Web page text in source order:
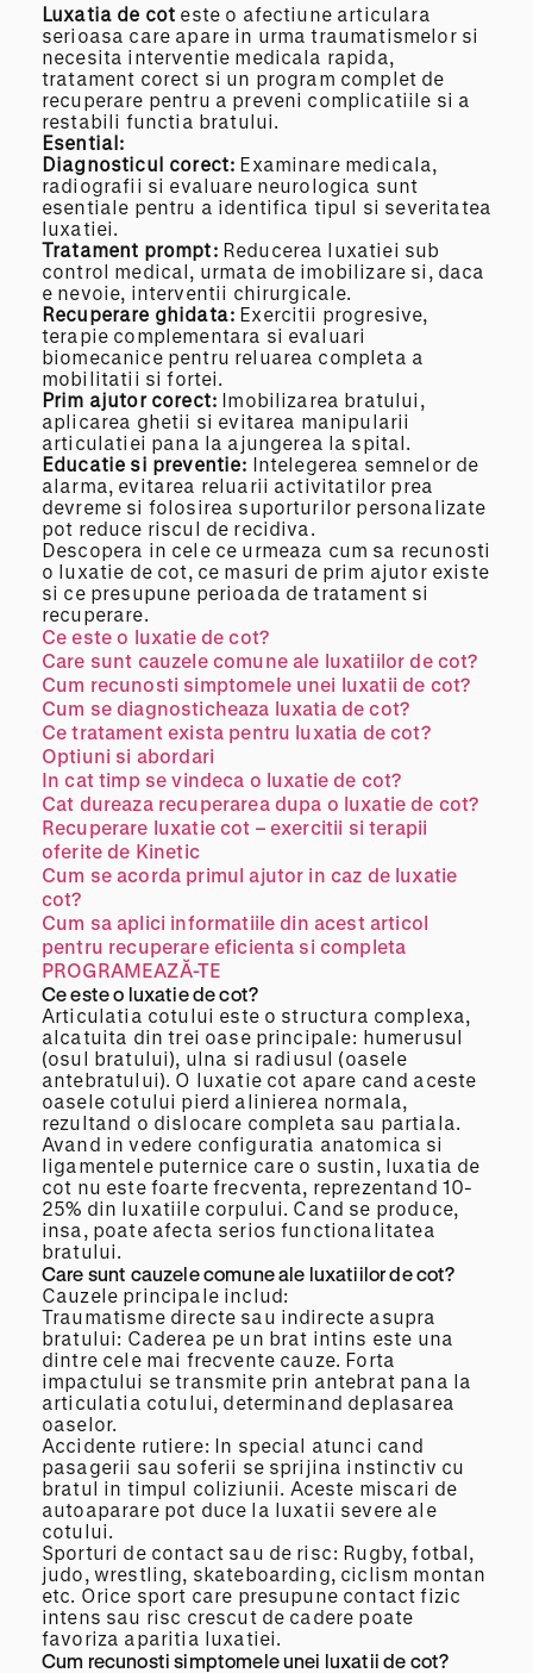
Luxatia de cot este o afectiune articulara
serioasa care apare in urma traumatismelor si
necesita interventie medicala rapida,
tratament corect si un program complet de
recuperare pentru a preveni complicatiile si a
restabili functia bratului.
Esential:
Diagnosticul corect: Examinare medicala,
radiografii si evaluare neurologica sunt
esentiale pentru a identifica tipul si severitatea
luxatiei.
Tratament prompt:Reducerea luxatiei sub
control medical, urmata de imobilizare si, daca
e nevoie, interventii chirurgicale.
Recuperare ghidata: Exercitii progresive,
terapie complementara si evaluari
biomecanice pentru reluarea completa a
mobilitatii si fortei.
Prim ajutor corect: Imobilizarea bratului,
aplicarea ghetii si evitarea manipularii
articulatiei pana la ajungerea la spital.
Educatie si preventie: Intelegerea semnelor de
alarma, evitarea reluarii activitatilor prea
devreme si folosirea suporturilor personalizate
pot reduce riscul de recidiva.
Descopera in cele ce urmeaza cum sa recunosti
o luxatie de cot, ce masuri de prim ajutor existe
si ce presupune perioada de tratament si
recuperare.
Ce este o luxatie de cot?
Care sunt cauzele comune ale luxatiilor de cot?
Cum recunosti simptomele unei luxatii de cot?
Cum se diagnosticheaza luxatia de cot?
Ce tratament exista pentru luxatia de cot?
Optiuni si abordari
In cat timp se vindeca o luxatie de cot?
Cat dureaza recuperarea dupa o luxatie de cot?
Recuperare luxatie cot – exercitii si terapii
oferite de Kinetic
Cum se acorda primul ajutor in caz de luxatie
cot?
Cum sa aplici informatiile din acest articol
pentru recuperare eficienta si completa
PROGRAMEAZĂ-TE
Ce este o luxatie de cot?
Articulatia cotului este o structura complexa,
alcatuita din trei oase principale: humerusul
(osul bratului), ulna si radiusul (oasele
antebratului). O luxatie cot apare cand aceste
oasele cotului pierd alinierea normala,
rezultand o dislocare completa sau partiala.
Avand in vedere configuratia anatomica si
ligamentele puternice care o sustin, luxatia de
cot nu este foarte frecventa, reprezentand 10-
25% din luxatiile corpului. Cand se produce,
insa, poate afecta serios functionalitatea
bratului.
Care sunt cauzele comune ale luxatiilor de cot?
Cauzele principale includ:
Traumatisme directe sau indirecte asupra
bratului: Caderea pe un brat intins este una
dintre cele mai frecvente cauze. Forta
impactului se transmite prin antebrat pana la
articulatia cotului, determinand deplasarea
oaselor.
Accidente rutiere: In special atunci cand
pasagerii sau soferii se sprijina instinctiv cu
bratul in timpul coliziunii. Aceste miscari de
autoaparare pot duce la luxatii severe ale
cotului.
Sporturi de contact sau de risc: Rugby, fotbal,
judo, wrestling, skateboarding, ciclism montan
etc. Orice sport care presupune contact fizic
intens sau risc crescut de cadere poate
favoriza aparitia luxatiei.
Cum recunosti simptomele unei luxatii de cot?